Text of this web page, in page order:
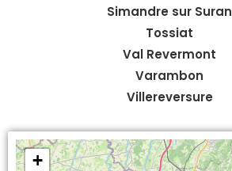
Simandre sur Suran
Tossiat
Val Revermont
Varambon
Villereversure
+